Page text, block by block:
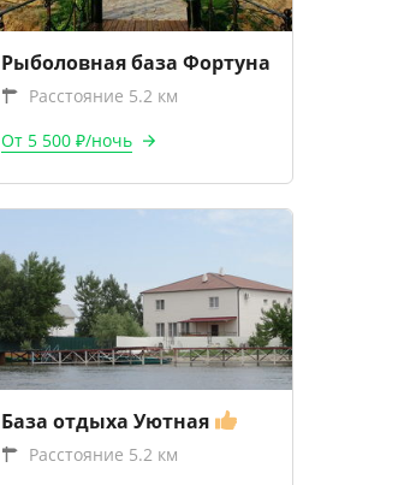
Рыболовная база Фортуна
Расстояние 5.2 км
От 5 500 ₽/ночь
База отдыха Уютная
Расстояние 5.2 км